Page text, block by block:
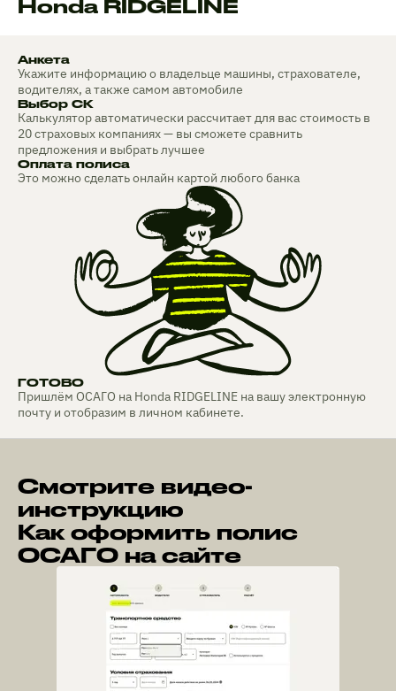
Honda RIDGELINE
Анкета
Укажите информацию о владельце машины, страхователе,
водителях, а также самом автомобиле
Выбор СК
Калькулятор автоматически рассчитает для вас стоимость в
20 страховых компаниях — вы сможете сравнить
предложения и выбрать лучшее
Оплата полиса
Это можно сделать онлайн картой любого банка
ГОТОВО
Пришлём ОСАГО на Honda RIDGELINE на вашу электронную
почту и отобразим в личном кабинете.
Смотрите видео-
инструкцию
Как оформить полис
ОСАГО на сайте